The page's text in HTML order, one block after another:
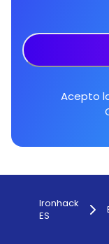
Acepto
Ironhack
ES